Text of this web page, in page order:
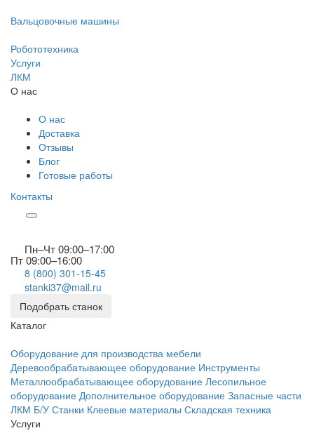
Вальцовочные машины
Робототехника
Услуги
ЛКМ
О нас
О нас
Доставка
Отзывы
Блог
Готовые работы
Контакты
Пн–Чт 09:00–17:00
Пт 09:00–16:00
8 (800) 301-15-45
stanki37@mail.ru
Подобрать станок
Каталог
Оборудование для производства мебели
Деревообрабатывающее оборудование Инструменты
Металлообрабатывающее оборудование Лесопильное
оборудование Дополнительное оборудование Запасные части
ЛКМ Б/У Станки Клеевые материалы Складская техника
Услуги